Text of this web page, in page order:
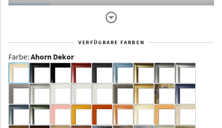
Dakota -
Rahmenloser
Aluminium
VERFÜGBARE FARBEN
Farbe: Ahorn Dekor